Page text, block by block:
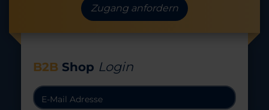
Zugang anfordern
B2B Shop Login